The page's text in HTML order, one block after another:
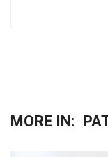
MORE IN: